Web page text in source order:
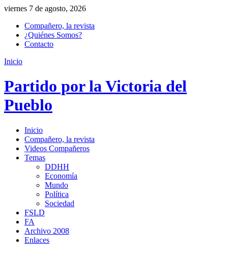
viernes 7 de agosto, 2026
Compañero, la revista
¿Quiénes Somos?
Contacto
Inicio
Partido por la Victoria del
Pueblo
Inicio
Compañero, la revista
Videos Compañeros
Temas
DDHH
Economía
Mundo
Política
Sociedad
FSLD
FA
Archivo 2008
Enlaces